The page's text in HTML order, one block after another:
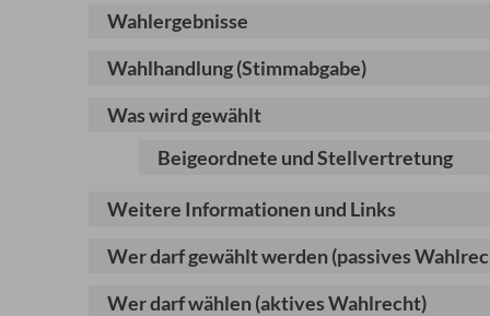
Wahlergebnisse
Wahlhandlung (Stimmabgabe)
Was wird gewählt
Beigeordnete und Stellvertretung
Weitere Informationen und Links
Wer darf gewählt werden (passives
Wer darf wählen (aktives Wahlrecht)